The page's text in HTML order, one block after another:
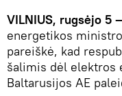
VILNIUS, rugsėjo 5
energetikos
pareiškė, kad
šalimis dėl elektros
Baltarusijos AE